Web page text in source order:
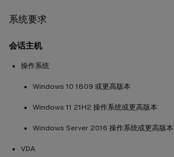
系统要求
会话主机
操作系统
Windows 10 1809 或更高版本
Windows 11 21H2 操作系统或更高版本
Windows Server 2016 操作系统或更高版本
VDA